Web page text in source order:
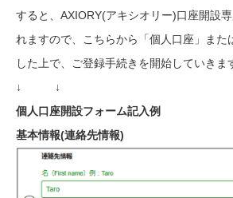
すると、AXIORY(アキシオリー)口座開設
れますので、こちらから「個人口座」また
した上で、ご登録手続きを開始していきま
↓ ↓
個人口座開設フォーム記入例
基本情報(連絡先情報)